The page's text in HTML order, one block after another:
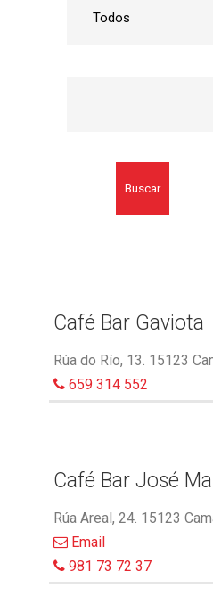
Buscar
Café Bar Gaviota
Rúa do Río, 13. 15123
659 314 552
Café Bar José
Rúa Areal, 24. 15123
Email
981 73 72 37